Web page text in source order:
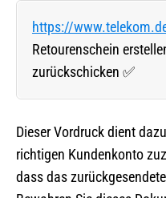
https://
Retourenschein
zurückschicken ✅
Dieser Vordruck dient
richtigen Kundenkonto
dass das